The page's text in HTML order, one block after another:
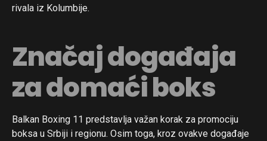
rivala iz Kolumbije.
Značaj događaja
za domaći boks
Balkan Boxing 11 predstavlja važan korak za promociju
boksa u Srbiji i regionu. Osim toga, kroz ovakve događaje